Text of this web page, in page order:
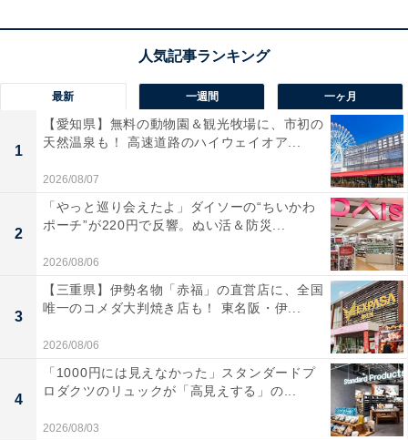
えるのが魅力です。
以上のサービスだったと思います」という声があがって
います。秋田の豊かな自然の中でリフレッシュしたい人
や、温泉と地元のグルメを贅沢に楽しみたい人におすす
めの宿です。
最新 一週間 一ヶ月
1
【愛知県】無料の動物園＆観光牧場に、市初の
天然温泉も！ 高速道路のハイウェイオア...
2026/08/07
2
「やっと巡り会えたよ」ダイソーの“ちいかわ
ポーチ”が220円で反響。ぬい活＆防災...
2026/08/06
3
【三重県】伊勢名物「赤福」の直営店に、全国
唯一のコメダ大判焼き店も！ 東名阪・伊...
2026/08/06
4
「1000円には見えなかった」スタンダードプ
ロダクツのリュックが「高見えする」の...
2026/08/03